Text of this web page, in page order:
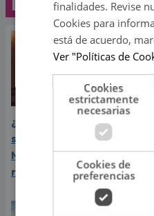
¿Greeicy espera a su
segundo hijo? Video de
Mike Bahía desata
rumores
finalidades. Revise
Cookies para
está de acuerdo,
Ver "Políticas de
Cookies
estrictamente
necesarias
Cookies de
preferencias